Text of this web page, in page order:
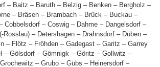
– Baitz – Baruth – Belzig – Benken – Bergholz –
– Bräsen – Brambach – Brück – Buckau –
Cobbelsdorf – Coswig – Dahme – Dangelsdorf –
Rosslau) – Detershagen – Drahnsdorf – Düben –
– Flötz – Fröhden – Gadegast – Garitz – Garrey
– Gölsdorf – Gömnigk – Göritz – Gollwitz –
– Grubo – Gübs – Heinersdorf –